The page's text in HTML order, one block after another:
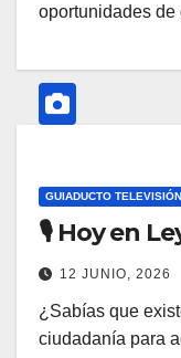
oportunidades
GUIADUCTO TELEVISIÓN
🎙️ Hoy en
12 JUNIO, 2026
¿Sabías que
ciudadanía para